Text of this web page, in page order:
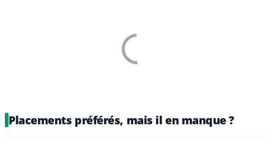
Placements préférés, mais il en manque ?